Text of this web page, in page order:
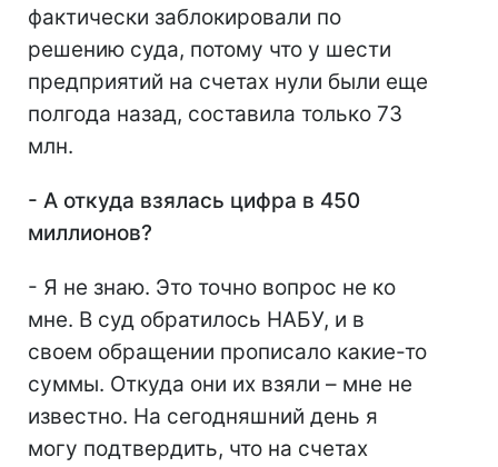
фактически заблокировали по
решению суда, потому что у шести
предприятий на счетах нули были еще
полгода назад, составила только 73
млн.
- А откуда взялась цифра в 450
миллионов?
- Я не знаю. Это точно вопрос не ко
мне. В суд обратилось НАБУ, и в
своем обращении прописало какие-то
суммы. Откуда они их взяли – мне не
известно. На сегодняшний день я
могу подтвердить, что на счетах